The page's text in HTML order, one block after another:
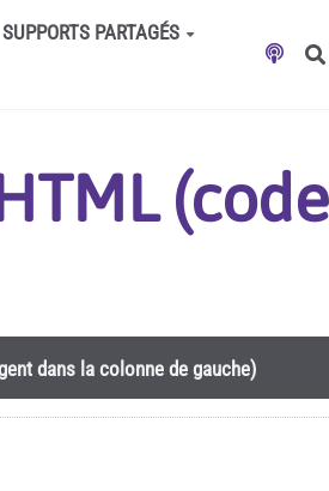
SUPPORTS PARTAGÉS
(code
dans la colonne de gauche)